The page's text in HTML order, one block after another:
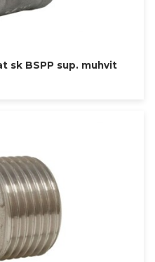
sk BSPP sup. muhvit